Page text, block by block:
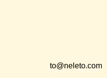
to@neleto.com